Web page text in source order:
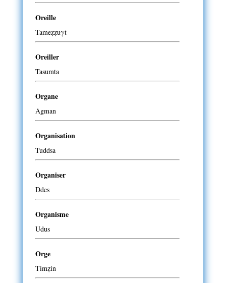
Oreille
Tameẓẓuγt
Oreiller
Tasumta
Organe
Agman
Organisation
Tuddsa
Organiser
Ddes
Organisme
Udus
Orge
Timẓin